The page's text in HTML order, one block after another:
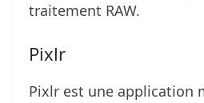
traitement RAW.
Pixlr
Pixlr est une application